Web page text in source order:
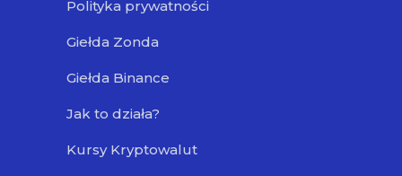
Polityka prywatności
Giełda Zonda
Giełda Binance
Jak to działa?
Kursy Kryptowalut